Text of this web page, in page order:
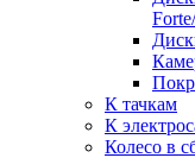
К тачкам
К
Колесо в